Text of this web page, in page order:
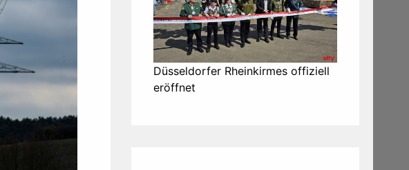
Düsseldorfer Rheinkirmes offiziell
eröffnet